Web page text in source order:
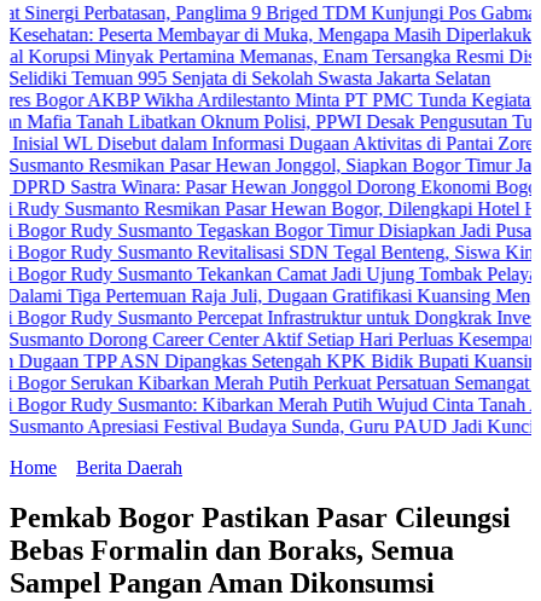
Perbatasan, Panglima 9 Briged TDM Kunjungi Pos Gabma Temajuk
Peserta Membayar di Muka, Mengapa Masih Diperlakukan
Minyak Pertamina Memanas, Enam Tersangka Resmi Diseret ke
995 Senjata di Sekolah Swasta Jakarta Selatan
AKBP Wikha Ardilestanto Minta PT PMC Tunda Kegiatan Demi
Libatkan Oknum Polisi, PPWI Desak Pengusutan Tuntas
Disebut dalam Informasi Dugaan Aktivitas di Pantai Zore, Bea
Resmikan Pasar Hewan Jonggol, Siapkan Bogor Timur Jadi Pusat
Winara: Pasar Hewan Jonggol Dorong Ekonomi Bogor Timur
Resmikan Pasar Hewan Bogor, Dilengkapi Hotel Hewan dan
Susmanto Tegaskan Bogor Timur Disiapkan Jadi Pusat
Susmanto Revitalisasi SDN Tegal Benteng, Siswa Kini Belajar
Susmanto Tekankan Camat Jadi Ujung Tombak Pelayanan
Pertemuan Raja Juli, Dugaan Gratifikasi Kuansing Menguat
Susmanto Percepat Infrastruktur untuk Dongkrak Investasi
Dorong Career Center Aktif Setiap Hari Perluas Kesempatan Kerja
TPP ASN Dipangkas Setengah KPK Bidik Bupati Kuansing
Kibarkan Merah Putih Perkuat Persatuan Semangat
Susmanto: Kibarkan Merah Putih Wujud Cinta Tanah Air
Apresiasi Festival Budaya Sunda, Guru PAUD Jadi Kunci
Home
Berita Daerah
Pemkab Bogor Pastikan Pasar Cileungsi
Bebas Formalin dan Boraks, Semua
Sampel Pangan Aman Dikonsumsi